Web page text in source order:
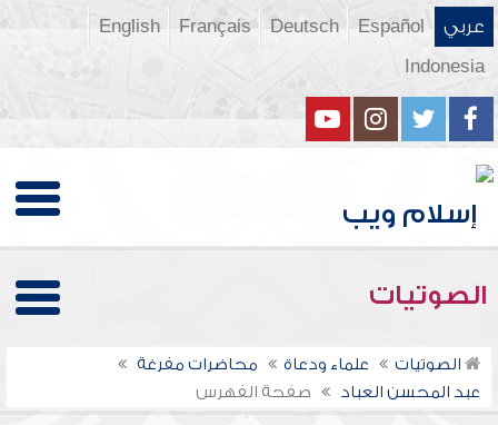
عربي Español
Deutsch
Français
English
Indonesia
الصوتيات
الصوتيات علماء ودعاة
محاضرات مفرغة
عبد المحسن العباد
صفحة الفهرس